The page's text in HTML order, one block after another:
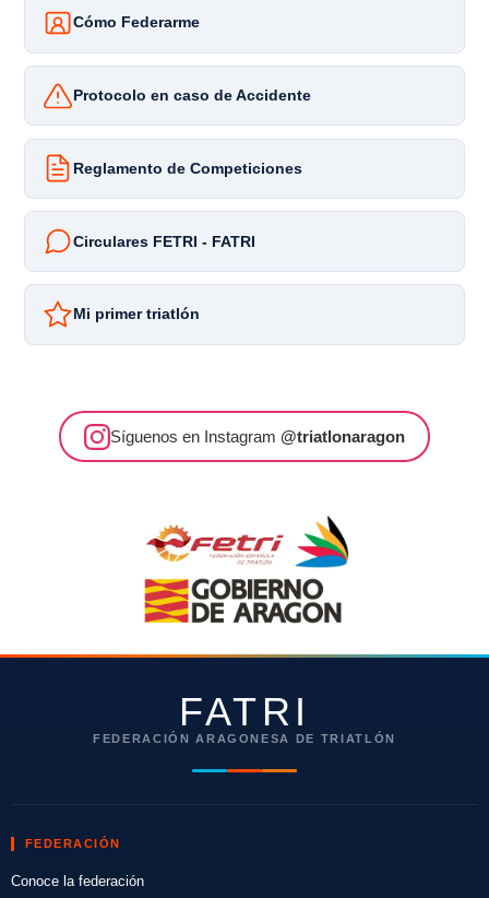
Cómo Federarme
Protocolo en caso de Accidente
Reglamento de Competiciones
Circulares FETRI - FATRI
Mi primer triatlón
Síguenos en Instagram @triatlonaragon
FATRI
FEDERACIÓN ARAGONESA DE TRIATLÓN
FEDERACIÓN
Conoce la federación